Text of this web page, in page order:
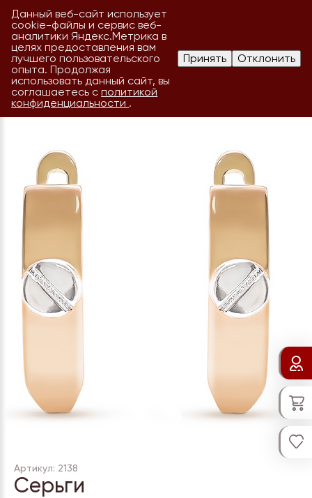
Артикул: 2138
Серьги
Данный веб-сайт использует
cookie-файлы и сервис веб-
аналитики Яндекс.Метрика в
целях предоставления вам
лучшего пользовательского
опыта. Продолжая
использовать данный сайт, вы
соглашаетесь сполитикой
конфиденциальности .
Принять Отклонить